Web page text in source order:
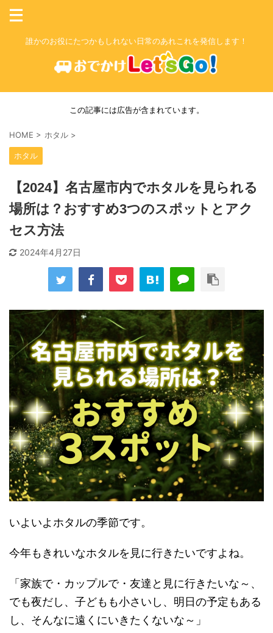
誰かのお役にたつかもしれない日常のあれこれを発信します！
この記事には広告が含まれています。
HOME > ホタル >
ホタル
【2024】名古屋市内でホタルを見られる
場所は？おすすめ3つのスポットとアク
セス方法
2024年4月27日
いよいよホタルの季節です。
今年もきれいなホタルを見に行きたいですよね。
「家族で・カップルで・友達と見に行きたいな～、
でも夜だし、子どもも小さいし、明日の予定もある
し、そんなに遠くにいきたくないな～」